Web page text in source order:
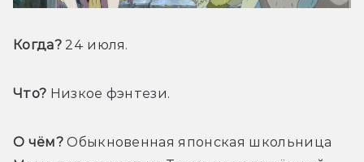
Когда? 24 июля.
Что? Низкое фэнтези.
О чём? Обыкновенная японская школьница